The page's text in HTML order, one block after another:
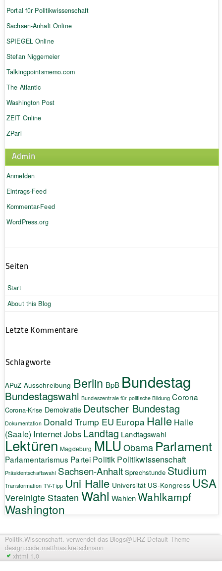
Portal für Politikwissenschaft
Sachsen-Anhalt Online
SPIEGEL Online
Stefan Niggemeier
Talkingpointsmemo.com
The Atlantic
Washington Post
ZEIT Online
ZParl
Admin
Anmelden
Eintrags-Feed
Kommentar-Feed
WordPress.org
Seiten
Start
About this Blog
Letzte Kommentare
Schlagworte
APuZ Ausschreibung Berlin BpB Bundestag
Bundestagswahl Bundeszentrale für politische Bildung Corona
Corona-Krise Demokratie Deutscher Bundestag
Dokumentation Donald Trump EU Europa Halle Halle
(Saale) InternetJobs Landtag Landtagswahl
Lektüren Magdeburg MLU Obama Parlament
Parlamentarismus Partei Politik Politikwissenschaft
Präsidentschaftswahl Sachsen-Anhalt Sprechstunde Studium
Transformation TV-Tipp Uni Halle Universität US-Kongress USA
Vereinigte Staaten Wahl Wahlen Wahlkampf
Washington
Politik.Wissenschaft. verwendet das Blogs@URZ Default Theme
design.code. matthias.kretschmann
xhtml 1.0